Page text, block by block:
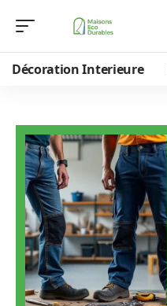
Décoration Interieure